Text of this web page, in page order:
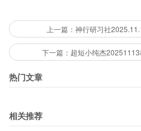
上一篇：神行研习社
下一篇：超短小纯杰
热门文章
相关推荐